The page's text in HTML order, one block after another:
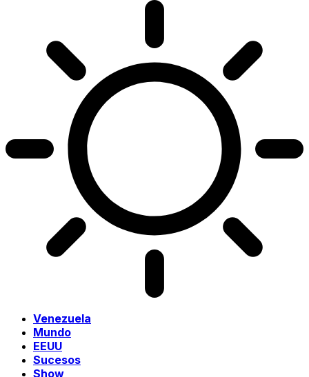
Venezuela
Mundo
EEUU
Sucesos
Show